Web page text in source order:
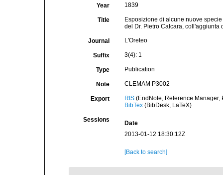
Year 1839
Title
Esposizione di alcune nuove
del Dr. Pietro Calcara, coll'aggiunta
Journal L'Oreteo
Suffix 3(4): 1
Type Publication
Note CLEMAM P3002
Export RIS(EndNote, Reference Manager,
BibTex(BibDesk, LaTeX)
Sessions
Date
2013-01-12 18:30:12Z
[Back to search]